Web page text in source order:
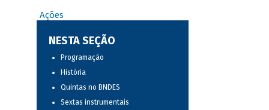
Ações
NESTA SEÇÃO
Programação
História
Quintas no BNDES
Sextas instrumentais